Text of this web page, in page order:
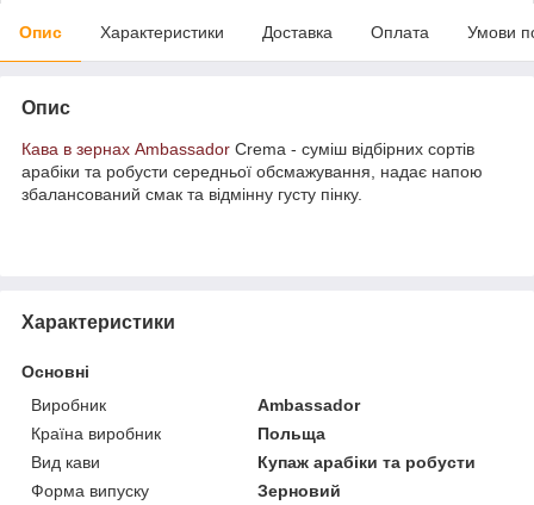
Опис Характеристики Доставка Оплата Умови
Опис
Кава в зернах Ambassador Crema - суміш відбірних сортів
арабіки та робусти середньої обсмажування, надає напою
збалансований смак та відмінну густу пінку.
Характеристики
Основні
Виробник
Ambassador
Країна виробник
Польща
Вид кави
Купаж арабіки та робусти
Форма випуску
Зерновий